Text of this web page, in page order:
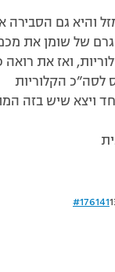
והיא גם הסבירה
שומן יש 9 קלוריות, ואז
לסה”כ הקלוריות
ויצא שיש בזה
#176141